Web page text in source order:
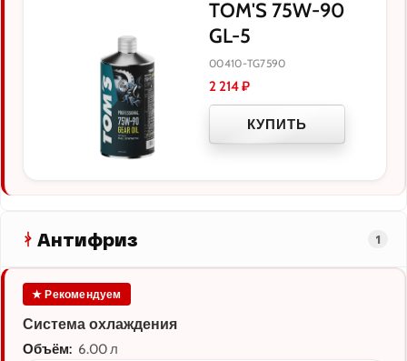
TOM'S 75W-90
GL-5
00410-TG7590
2 214₽
КУПИТЬ
Антифриз 1
★ Рекомендуем
Система охлаждения
Объём: 6.00 л